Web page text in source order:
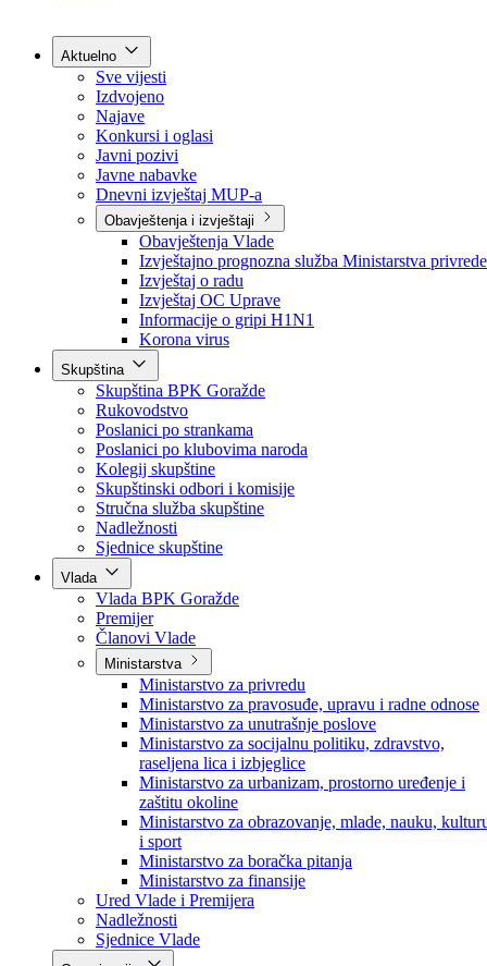
Kontakt
Aktuelno
Sve vijesti
Izdvojeno
Najave
Konkursi i oglasi
Javni pozivi
Javne nabavke
Dnevni izvještaj MUP-a
Obavještenja i izvještaji
Obavještenja Vlade
Izvještajno prognozna služba Ministarstva privrede
Izvještaj o radu
Izvještaj OC Uprave
Informacije o gripi H1N1
Korona virus
Skupština
Skupština BPK Goražde
Rukovodstvo
Poslanici po strankama
Poslanici po klubovima naroda
Kolegij skupštine
Skupštinski odbori i komisije
Stručna služba skupštine
Nadležnosti
Sjednice skupštine
Vlada
Vlada BPK Goražde
Premijer
Članovi Vlade
Ministarstva
Ministarstvo za privredu
Ministarstvo za pravosuđe, upravu i radne odnose
Ministarstvo za unutrašnje poslove
Ministarstvo za socijalnu politiku, zdravstvo,
raseljena lica i izbjeglice
Ministarstvo za urbanizam, prostorno uređenje i
zaštitu okoline
Ministarstvo za obrazovanje, mlade, nauku,
i sport
Ministarstvo za boračka pitanja
Ministarstvo za finansije
Ured Vlade i Premijera